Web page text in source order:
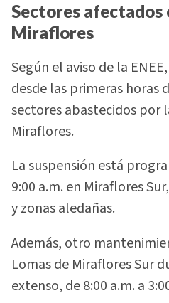
Sectores afectados
Miraflores
Según el aviso de la
desde las primeras horas
sectores abastecidos por
Miraflores.
La suspensión está
9:00 a.m. en Miraflores
y zonas aledañas.
Además, otro
Lomas de Miraflores Sur
extenso, de 8:00 a.m. a